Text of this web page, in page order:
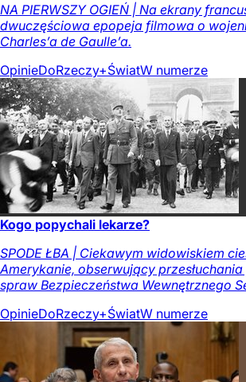
NA PIERWSZY OGIEŃ | Na ekrany
dwuczęściowa epopeja filmowa o
Charles’a de Gaulle’a.
OpinieDoRzeczy+ŚwiatW numerze
Kogo popychali lekarze?
SPODE ŁBA | Ciekawym widowiskiem
Amerykanie, obserwujący
spraw Bezpieczeństwa Wewnętrznego
OpinieDoRzeczy+ŚwiatW numerze